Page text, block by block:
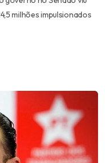
milhões impulsionados